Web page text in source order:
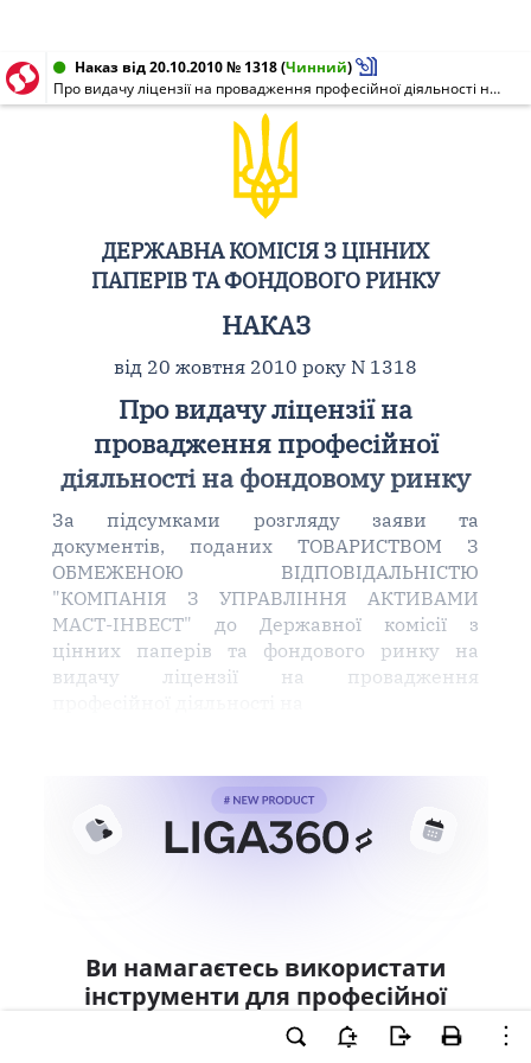
Наказ від 20.10.2010 № 1318(Чинний)
Про видачу ліцензії на провадження професійної діяльності на фондовому ринку
ДЕРЖАВНА КОМІСІЯ З ЦІННИХ
ПАПЕРІВ ТА ФОНДОВОГО РИНКУ
НАКАЗ
від 20 жовтня 2010 року N 1318
Про видачу ліцензії на
провадження професійної
діяльності на фондовому ринку
За підсумками розгляду заяви та
документів, поданих ТОВАРИСТВОМ З
ОБМЕЖЕНОЮ ВІДПОВІДАЛЬНІСТЮ
"КОМПАНІЯ З УПРАВЛІННЯ АКТИВАМИ
МАСТ-ІНВЕСТ" до Державної комісії з
цінних паперів та фондового ринку на
видачу ліцензії на провадження
Ви намагаєтесь використати
інструменти для професійної
роботи з документом.
Ці можливості доступні тільки користувачам